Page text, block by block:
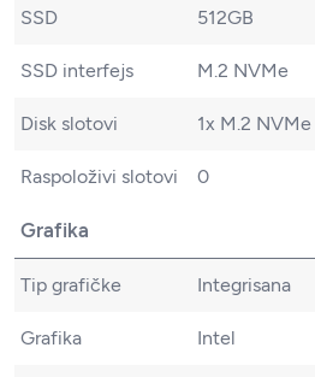
SSD 512GB
SSD interfejs M.2 NVMe
Disk slotovi 1x M.2 NVMe
Raspoloživi slotovi 0
Grafika
Tip grafičke Integrisana
Grafika Intel